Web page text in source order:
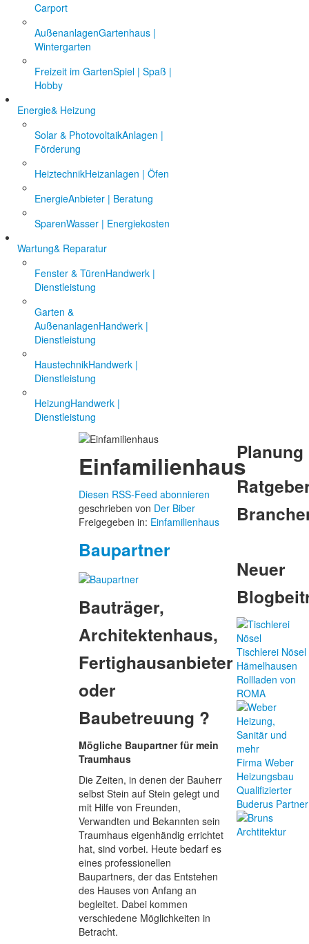
Carport
AußenanlagenGartenhaus |
Wintergarten
Freizeit im GartenSpiel | Spaß |
Hobby
Energie& Heizung
Solar & PhotovoltaikAnlagen |
Förderung
HeiztechnikHeizanlagen | Öfen
EnergieAnbieter | Beratung
SparenWasser | Energiekosten
Wartung& Reparatur
Fenster & TürenHandwerk |
Dienstleistung
Garten &
AußenanlagenHandwerk |
Dienstleistung
HaustechnikHandwerk |
Dienstleistung
HeizungHandwerk |
Dienstleistung
Einfamilienhaus
Diesen RSS-Feed abonnieren
geschrieben von Der Biber
Freigegeben in: Einfamilienhaus
Baupartner
Bauträger,
Architektenhaus,
Fertighausanbieter
oder
Baubetreuung ?
Mögliche Baupartner für mein
Traumhaus
Die Zeiten, in denen der Bauherr
selbst Stein auf Stein gelegt und
mit Hilfe von Freunden,
Verwandten und Bekannten sein
Traumhaus eigenhändig errichtet
hat, sind vorbei. Heute bedarf es
eines professionellen
Baupartners, der das Entstehen
des Hauses von Anfang an
begleitet. Dabei kommen
verschiedene Möglichkeiten in
Betracht.
Planung
Neuer
Tischlerei Nösel
Hämelhausen
Rollladen von
ROMA
Firma Weber
Heizungsbau
Qualifizierter
Buderus Partner